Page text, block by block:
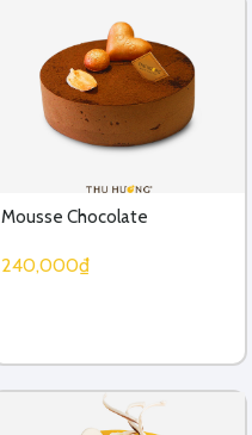
Mousse Chocolate
240,000₫